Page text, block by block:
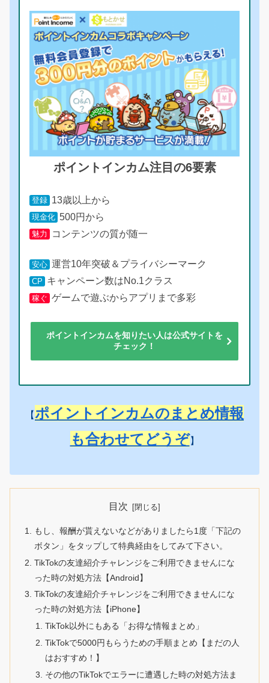
ポイントインカム注目の6要素
登録 13歳以上から
現金化 500円から
魅力 コンテンツの質が随一
安心 運営10年突破＆プライバシーマーク
CP キャンペーン数はNo.1クラス
稼ぐ ゲームで遊ぶからアプリまで多彩
ポイントインカムを知りたい人は公式サイトを
チェック！
【ポイントインカムのまとめ情報
も合わせてどうぞ 】
目次
もし、報酬が貰えないなどがありましたら1度「下記の
ボタン」をタップして特典経由をしてみて下さい。
TikTokの友達紹介チャレンジをご利用できませんにな
った時の対処方法【Android】
TikTokの友達紹介チャレンジをご利用できませんにな
った時の対処方法【iPhone】
TikTok以外にもある「お得な情報まとめ」
TikTokで5000円もらうための手順まとめ【まだの人
はおすすめ！】
その他のTikTokでエラーに遭遇した時の対処方法ま